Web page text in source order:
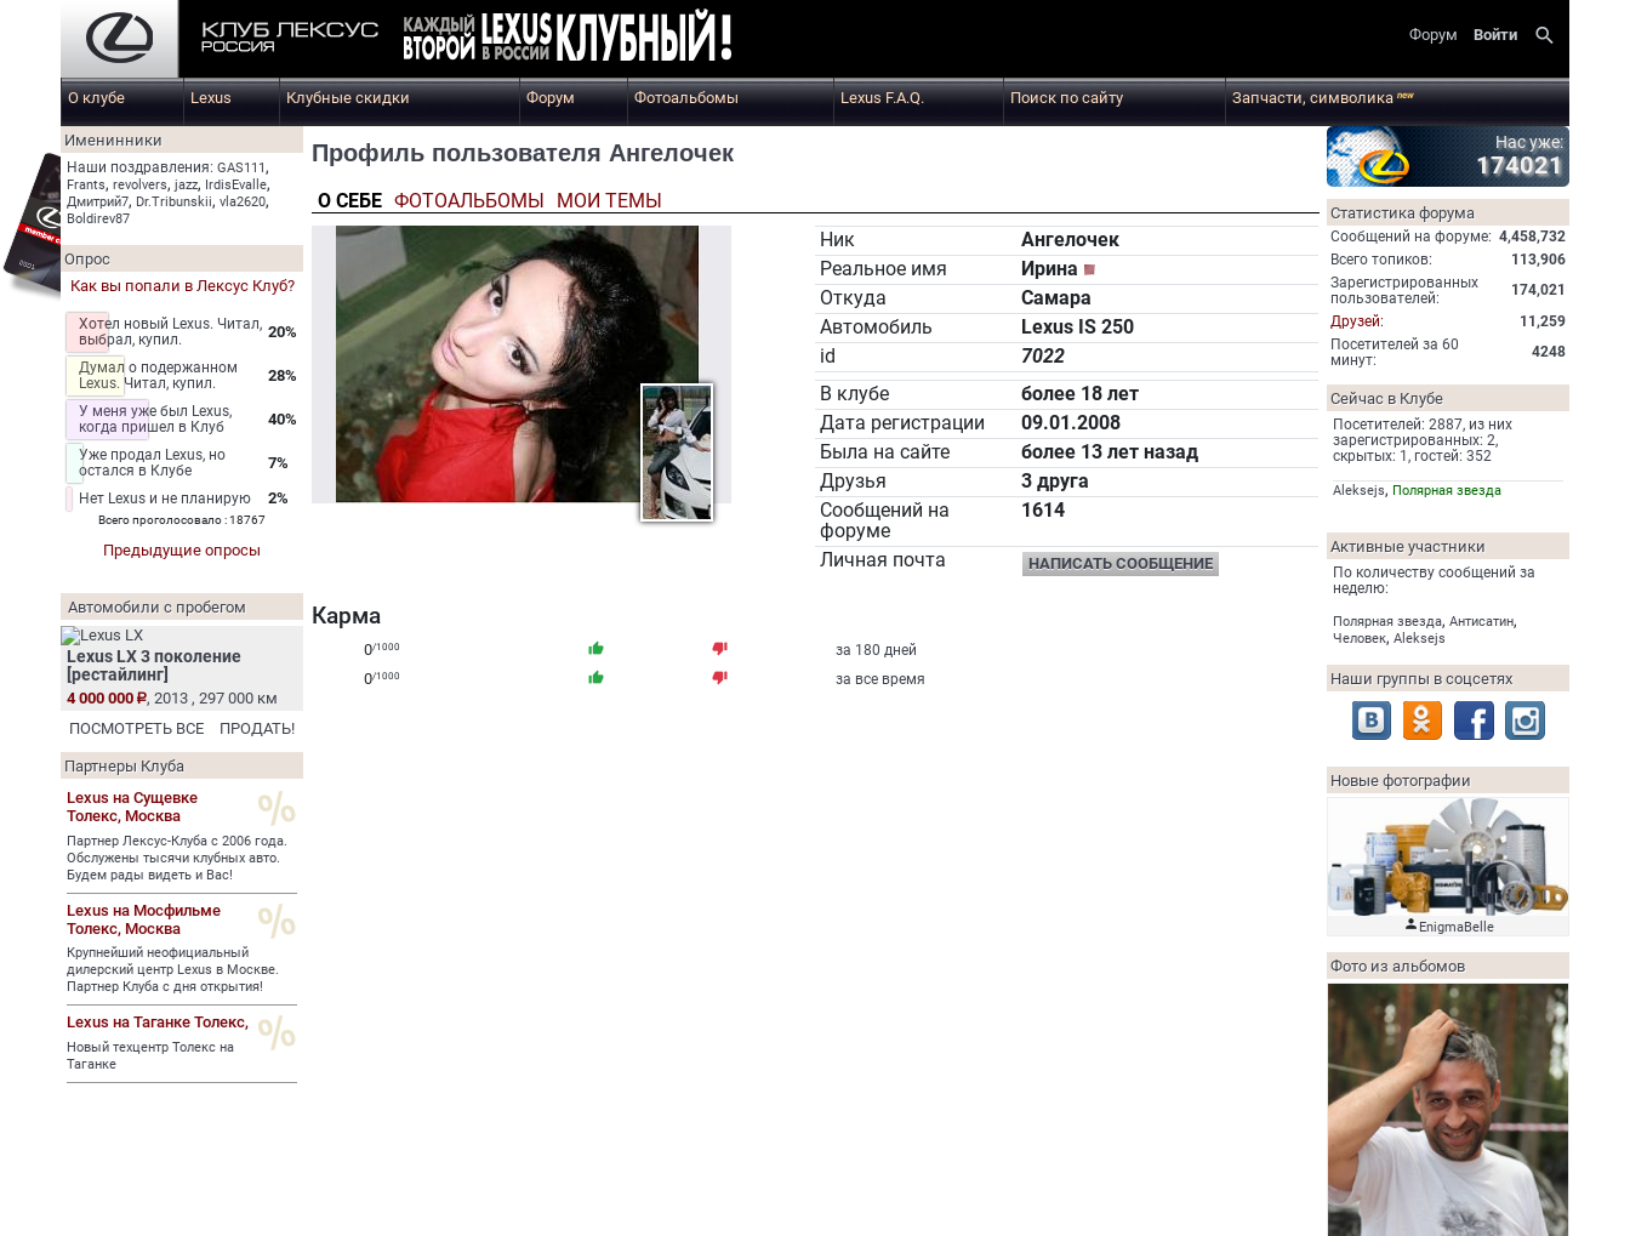
Форум Войти search
О клубе Lexus Клубные скидки Форум Фотоальбомы Lexus F.A.Q. Поиск по сайту Запчасти, символикаnew
Именинники
Наши поздравления: GAS111,
Frants, revolvers, jazz, IrdisEvalle,
Дмитрий7, Dr.Tribunskii, vla2620,
Boldirev87
Опрос
Как вы попали в Лексус Клуб?
Хотел новый Lexus. Читал,
выбрал, купил.
20%
Думал о подержанном
Lexus. Читал, купил.
28%
У меня уже был Lexus,
когда пришел в Клуб
40%
Уже продал Lexus, но
остался в Клубе
7%
Нет Lexus и не планирую 2%
Всего проголосовало : 18767
Предыдущие опросы
Автомобили с пробегом
Lexus LX 3 поколение
[рестайлинг]
4 000 000
, 2013 , 297 000 км
ПОСМОТРЕТЬ ВСЕ
ПРОДАТЬ!
Партнеры Клуба
Lexus на Сущевке
Толекс, Москва
Партнер Лексус-Клуба с 2006 года.
Обслужены тысячи клубных авто.
Будем рады видеть и Вас!
Lexus на Мосфильме
Толекс, Москва
Крупнейший неофициальный
дилерский центр Lexus в Москве.
Партнер Клуба с дня открытия!
Lexus на Таганке Толекс,
Новый техцентр Толекс на
Таганке
Профиль пользователя Ангелочек
О СЕБЕ ФОТОАЛЬБОМЫ
МОИ ТЕМЫ
Ник
Ангелочек
Реальное имя
Ирина
Откуда
Самара
Автомобиль
Lexus IS 250
id
7022
В клубе
более 18 лет
Дата регистрации
09.01.2008
Была на сайте
более 13 лет назад
Друзья
3 друга
Сообщений на
форуме
1614
Личная почта НАПИСАТЬ СООБЩЕНИЕ
Карма
0/1000 thumb_up thumb_down за 180 дней
0/1000 thumb_up thumb_down за все время
Нас уже:
174021
Статистика форума
Cообщений на форуме: 4,458,732
Всего топиков:
113,906
Зарегистрированных
пользователей:
174,021
Друзей:
11,259
Посетителей за 60
минут:
4248
Сейчас в Клубе
Посетителей: 2887, из них
зарегистрированных: 2,
скрытых: 1, гостей: 352
Aleksejs, Полярная звезда
Активные участники
По количеству сообщений за
неделю:
Полярная звезда, Антисатин,
Человек, Aleksejs
Наши группы в соцсетях
Новые фотографии
 EnigmaBelle
Фото из альбомов